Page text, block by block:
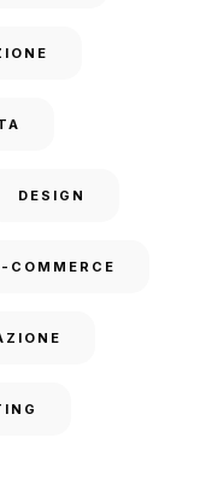
DESIGN
COMMERCE